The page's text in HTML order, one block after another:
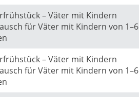
– Väter mit Kindern
für Väter mit Kindern von 1–6
– Väter mit Kindern
für Väter mit Kindern von 1–6